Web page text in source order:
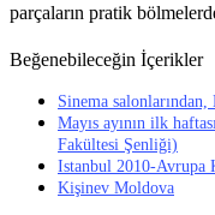
parçaların pratik
Beğenebileceğin İçerikler
Sinema salonlarından,
Mayıs ayının ilk
Fakültesi Şenliği)
Istanbul 2010-Avrupa
Kişinev Moldova